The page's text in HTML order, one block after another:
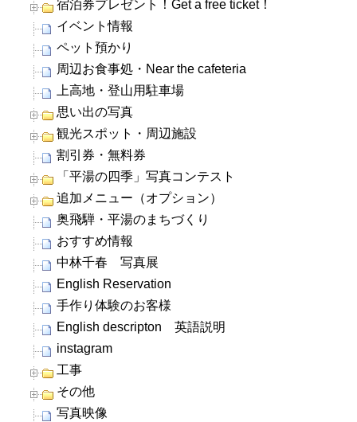
宿泊券プレゼント！Get a free ticket！
イベント情報
ペット預かり
周辺お食事処・Near the cafeteria
上高地・登山用駐車場
思い出の写真
観光スポット・周辺施設
割引券・無料券
「平湯の四季」写真コンテスト
追加メニュー（オプション）
奥飛騨・平湯のまちづくり
おすすめ情報
中林千春 写真展
English Reservation
手作り体験のお客様
English descripton 英語説明
instagram
工事
その他
写真映像